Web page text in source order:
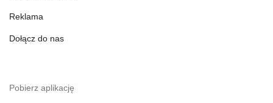
Reklama
Dołącz do nas
Pobierz aplikację